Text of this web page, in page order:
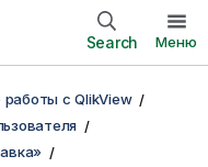
Search Меню
работы с QlikView